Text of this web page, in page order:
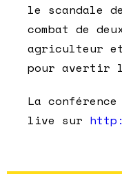
le scandale
combat de
agriculteur et
pour avertir
La
live sur